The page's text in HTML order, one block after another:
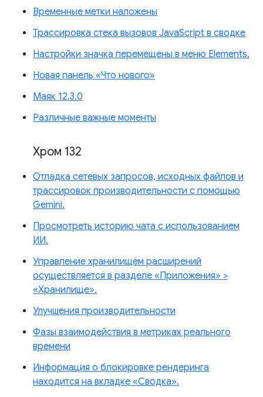
Временные метки наложены
Трассировка стека вызовов JavaScript в сводке
Настройки значка перемещены в меню Elements.
Новая панель «Что нового»
Маяк 12.3.0
Различные важные моменты
Хром 132
Отладка сетевых запросов, исходных файлов и
трассировок производительности с помощью
Gemini.
Просмотреть историю чата с использованием
ИИ.
Управление хранилищем расширений
осуществляется в разделе «Приложения» >
«Хранилище».
Улучшения производительности
Фазы взаимодействия в метриках реального
времени
Информация о блокировке рендеринга
находится на вкладке «Сводка».